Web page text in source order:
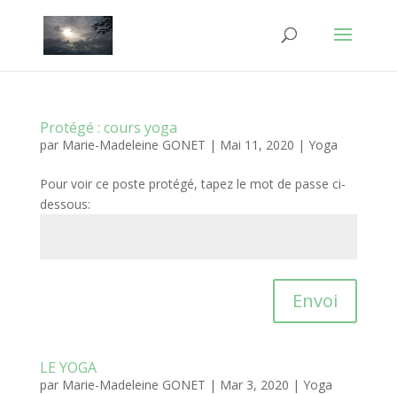
Protégé : cours yoga
par Marie-Madeleine GONET | Mai 11, 2020 | Yoga
Pour voir ce poste protégé, tapez le mot de passe ci-
dessous:
Envoi
LE YOGA
par Marie-Madeleine GONET | Mar 3, 2020 | Yoga